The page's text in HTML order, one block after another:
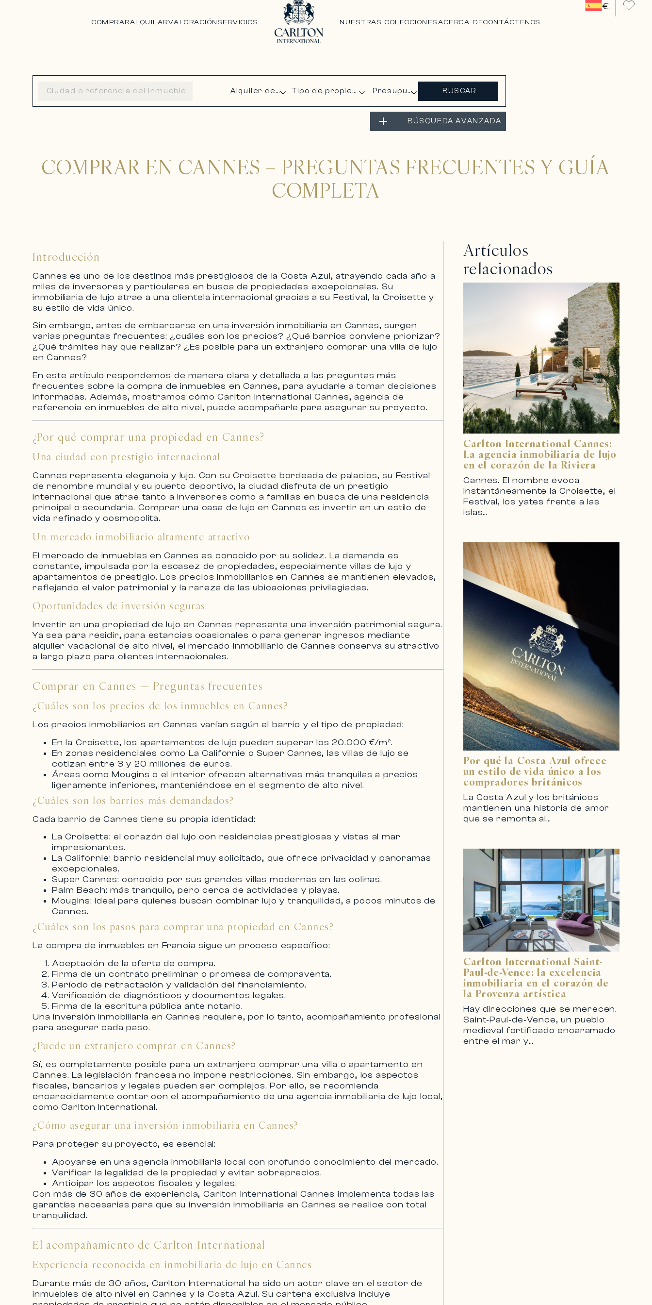
€
COMPRARALQUILARVALORACIÓNSERVICIOS NUESTRAS COLECCIONESACERCA DECONTÁCTENOS
Presupuesto BUSCAR
BÚSQUEDA AVANZADA
COMPRAR EN CANNES – PREGUNTAS FRECUENTES Y GUÍA
COMPLETA
Introducción
Cannes es uno de los destinos más prestigiosos de la Costa Azul, atrayendo cada año a
miles de inversores y particulares en busca de propiedades excepcionales. Su
inmobiliaria de lujo atrae a una clientela internacional gracias a su Festival, la Croisette y
su estilo de vida único.
Sin embargo, antes de embarcarse en unainversión inmobiliaria en Cannes, surgen
varias preguntas frecuentes: ¿cuáles son los precios? ¿Qué barrios conviene priorizar?
¿Qué trámites hay que realizar? ¿Es posible para un extranjero comprar una villa de lujo
en Cannes?
En este artículo respondemos de manera clara y detallada a las preguntas más
frecuentes sobre la compra de inmuebles en Cannes, para ayudarle a tomar decisiones
informadas. Además, mostramos cómoCarlton International Cannes, agencia de
referencia en inmuebles de alto nivel, puede acompañarle para asegurar su proyecto.
¿Por qué comprar una propiedad en Cannes?
Una ciudad con prestigio internacional
Cannes representa elegancia y lujo. Con su Croisette bordeada de palacios, su Festival
de renombre mundial y su puerto deportivo, la ciudad disfruta de un prestigio
internacional que atrae tanto a inversores como a familias en busca de una residencia
principal o secundaria. Comprar una casa de lujo en Cannes es invertir en un estilo de
vida refinado y cosmopolita.
Un mercado inmobiliario altamente atractivo
El mercado de inmuebles en Cannes es conocido por su solidez. La demanda es
constante, impulsada por la escasez de propiedades, especialmentevillas de lujo y
apartamentos de prestigio. Los precios inmobiliarios en Cannes se mantienen elevados,
reflejando el valor patrimonial y la rareza de las ubicaciones privilegiadas.
Oportunidades de inversión seguras
Invertir en unapropiedad de lujo en Cannes representa una inversión patrimonial segura.
Ya sea para residir, para estancias ocasionales o para generar ingresos mediante
alquiler vacacional de alto nivel, el mercado inmobiliario de Cannes conserva su atractivo
a largo plazo para clientes internacionales.
Comprar en Cannes — Preguntas frecuentes
¿Cuáles son los precios de los inmuebles en Cannes?
Losprecios inmobiliarios en Cannes varían según el barrio y el tipo de propiedad:
En la Croisette, los apartamentos de lujo pueden superar los 20.000 €/m².
En zonas residenciales como La Californie oSuper Cannes, lasvillas de lujo se
cotizan entre 3 y 20 millones de euros.
Áreas comoMougins o el interior ofrecen alternativas más tranquilas a precios
ligeramente inferiores, manteniéndose en el segmento de alto nivel.
¿Cuáles son los barrios más demandados?
Cada barrio de Cannes tiene su propia identidad:
La Croisette: el corazón del lujo con residencias prestigiosas y vistas al mar
impresionantes.
La Californie: barrio residencial muy solicitado, que ofrece privacidad y panoramas
excepcionales.
Super Cannes: conocido por sus grandes villas modernas en las colinas.
Palm Beach: más tranquilo, pero cerca de actividades y playas.
Mougins: ideal para quienes buscan combinar lujo y tranquilidad, a pocos minutos de
Cannes.
¿Cuáles son los pasos para comprar una propiedad en Cannes?
La compra de inmuebles en Francia sigue un proceso específico:
Aceptación de la oferta de compra.
Firma de un contrato preliminar o promesa de compraventa.
Período de retractación y validación del financiamiento.
Verificación de diagnósticos y documentos legales.
Firma de la escritura pública ante notario.
Unainversión inmobiliaria en Cannes requiere, por lo tanto, acompañamiento profesional
para asegurar cada paso.
¿Puede un extranjero comprar en Cannes?
Sí, es completamente posible para un extranjero comprar una villa o apartamento en
Cannes. La legislación francesa no impone restricciones. Sin embargo, los aspectos
fiscales, bancarios y legales pueden ser complejos. Por ello, se recomienda
encarecidamente contar con el acompañamiento de unaagencia inmobiliaria de lujo local,
comoCarlton International.
¿Cómo asegurar una inversión inmobiliaria en Cannes?
Para proteger su proyecto, es esencial:
Apoyarse en unaagencia inmobiliaria local con profundo conocimiento del mercado.
Verificar la legalidad de la propiedad y evitar sobreprecios.
Anticipar los aspectos fiscales y legales.
Con más de 30 años de experiencia, Carlton International Cannes implementa todas las
garantías necesarias para que su inversión inmobiliaria en Cannes se realice con total
tranquilidad.
El acompañamiento de Carlton International
Experiencia reconocida en inmobiliaria de lujo en Cannes
Durante más de 30 años, Carlton International ha sido un actor clave en el sector de
inmuebles de alto nivel en Cannes y la Costa Azul. Su cartera exclusiva incluye
Artículos
relacionados
Carlton International Cannes:
La agencia inmobiliaria de lujo
en el corazón de la Riviera
Cannes. El nombre evoca
instantáneamente la Croisette, el
Festival, los yates frente a las
islas…
Por qué la Costa Azul ofrece
un estilo de vida único a los
compradores británicos
La Costa Azul y los británicos
mantienen una historia de amor
que se remonta al…
Carlton International Saint-
Paul-de-Vence: la excelencia
inmobiliaria en el corazón de
la Provenza artística
Hay direcciones que se merecen.
Saint‑Paul‑de‑Vence, un pueblo
medieval fortificado encaramado
entre el mar y…